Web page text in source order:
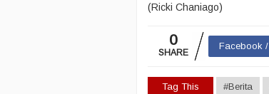
(Ricki Chaniago)
0
SHARE
Facebook /
Tag This #Berita